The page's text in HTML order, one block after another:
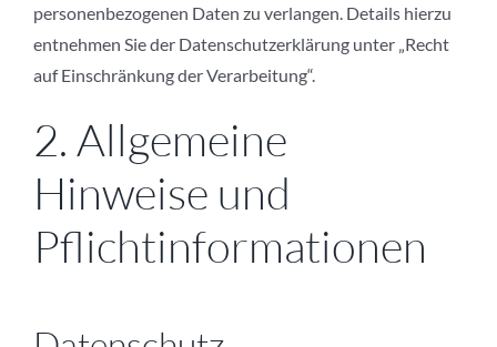
personenbezogenen Daten zu verlangen. Details hierzu
entnehmen Sie der Datenschutzerklärung unter „Recht
auf Einschränkung der Verarbeitung“.
2. Allgemeine
Hinweise und
Pflichtinformationen